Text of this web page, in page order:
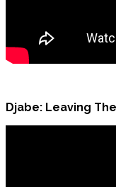
Djabe: Leaving